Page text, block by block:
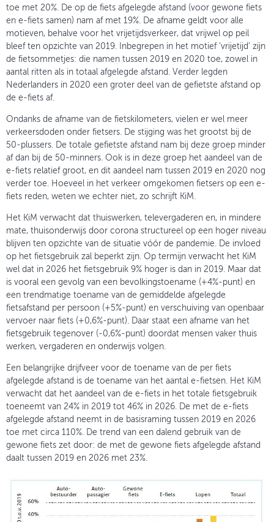
toe met 20%. De op de fiets afgelegde afstand (voor gewone fiets
en e-fiets samen) nam af met 19%. De afname geldt voor alle
motieven, behalve voor het vrijetijdsverkeer, dat vrijwel op peil
bleef ten opzichte van 2019. Inbegrepen in het motief ‘vrijetijd’ zijn
de fietsommetjes: die namen tussen 2019 en 2020 toe, zowel in
aantal ritten als in totaal afgelegde afstand. Verder legden
Nederlanders in 2020 een groter deel van de gefietste afstand op
de e-fiets af.
Ondanks de afname van de fietskilometers, vielen er wel meer
verkeersdoden onder fietsers. De stijging was het grootst bij de
50-plussers. De totale gefietste afstand nam bij deze groep minder
af dan bij de 50-minners. Ook is in deze groep het aandeel van de
e-fiets relatief groot, en dit aandeel nam tussen 2019 en 2020 nog
verder toe. Hoeveel in het verkeer omgekomen fietsers op een e-
fiets reden, weten we echter niet, zo schrijft KiM.
Het KiM verwacht dat thuiswerken, televergaderen en, in mindere
mate, thuisonderwijs door corona structureel op een hoger niveau
blijven ten opzichte van de situatie vóór de pandemie. De invloed
op het fietsgebruik zal beperkt zijn. Op termijn verwacht het KiM
wel dat in 2026 het fietsgebruik 9% hoger is dan in 2019. Maar dat
is vooral een gevolg van een bevolkingstoename (+4%-punt) en
een trendmatige toename van de gemiddelde afgelegde
fietsafstand per persoon (+5%-punt) en verschuiving van openbaar
vervoer naar fiets (+0,6%-punt). Daar staat een afname van het
fietsgebruik tegenover (-0,6%-punt) doordat mensen vaker thuis
werken, vergaderen en onderwijs volgen.
Een belangrijke drijfveer voor de toename van de per fiets
afgelegde afstand is de toename van het aantal e-fietsen. Het KiM
verwacht dat het aandeel van de e-fiets in het totale fietsgebruik
toeneemt van 24% in 2019 tot 46% in 2026. De met de e-fiets
afgelegde afstand neemt in de basisraming tussen 2019 en 2026
toe met circa 110%. De trend van een dalend gebruik van de
gewone fiets zet door: de met de gewone fiets afgelegde afstand
daalt tussen 2019 en 2026 met 23%.